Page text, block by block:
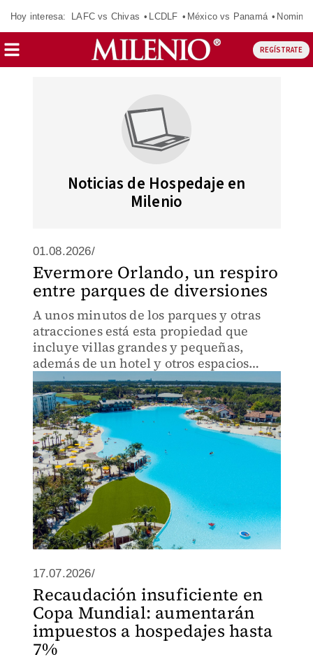
Hoy interesa: LAFC vs Chivas LCDLF México vs Panamá
REGÍSTRATE
Noticias de Hospedaje en
Milenio
01.08.2026/
Evermore Orlando, un respiro
entre parques de diversiones
A unos minutos de los parques y otras
atracciones está esta propiedad que
incluye villas grandes y pequeñas,
además de un hotel y otros espacios
únicos.
17.07.2026/
Recaudación insuficiente en
Copa Mundial: aumentarán
impuestos a hospedajes hasta
7%